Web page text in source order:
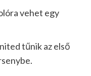
vehet egy
tűnik az első